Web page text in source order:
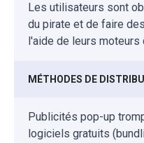
Les utilisateurs sont
du pirate et de faire
l'aide de leurs moteurs
MÉTHODES DE
Publicités pop-up
logiciels gratuits